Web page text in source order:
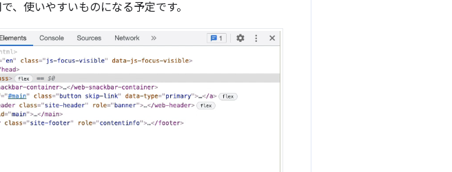
、使いやすいものになる予定です。